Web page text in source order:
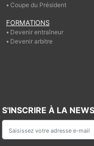
Coupe du Président
FORMATIONS
Devenir entraîneur
Devenir arbitre
S'INSCRIRE À LA